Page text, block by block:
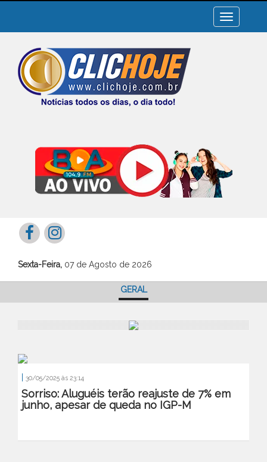
Toggle
navigation
Sexta-Feira, 07 de Agosto de 2026
GERAL
30/05/2025 às 23:14
Sorriso: Aluguéis terão reajuste de 7% em
junho, apesar de queda no IGP-M